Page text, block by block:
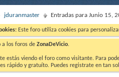
jduranmaster Entradas para Junio 15,
Este foro utiliza cookies para
a los foros de ZonaDeVicio.
estás viendo el foro como visitante. Para
rápido y gratuíto. Puedes registrate en tan